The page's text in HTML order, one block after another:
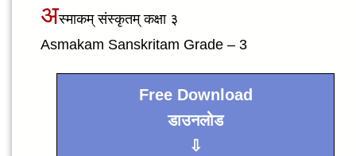
अस्माकम् संस्कृतम् कक्षा ३
Asmakam Sanskritam Grade – 3
Free Download
डाउनलोड
⇩